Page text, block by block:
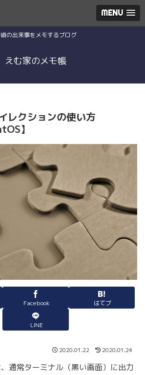
MENU
頃の出来事をメモするブログ
えむ家のメモ帳
レクションの使い方
】
Facebook はてブ
LINE
2020.01.22 2020.01.24
通常ターミナル（黒い画面）に出力